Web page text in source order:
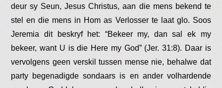
deur sy Seun, Jesus Christus, aan die mens bekend te
stel en die mens in Hom as Verlosser te laat glo. Soos
Jeremia dit beskryf het: “Bekeer my, dan sal ek my
bekeer, want U is die Here my God” (Jer. 31:8). Daar is
vervolgens geen verskil tussen mense nie, behalwe dat
party begenadigde sondaars is en ander volhardende